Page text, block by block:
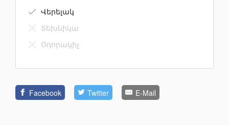
Վերելակ
Տեխնիկա
Օդորակիչ
Facebook Twitter E-Mail